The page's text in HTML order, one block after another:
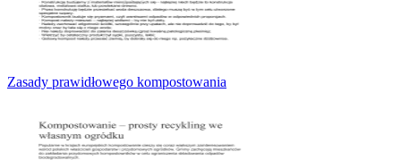
Zasady prawidłowego kompostowania